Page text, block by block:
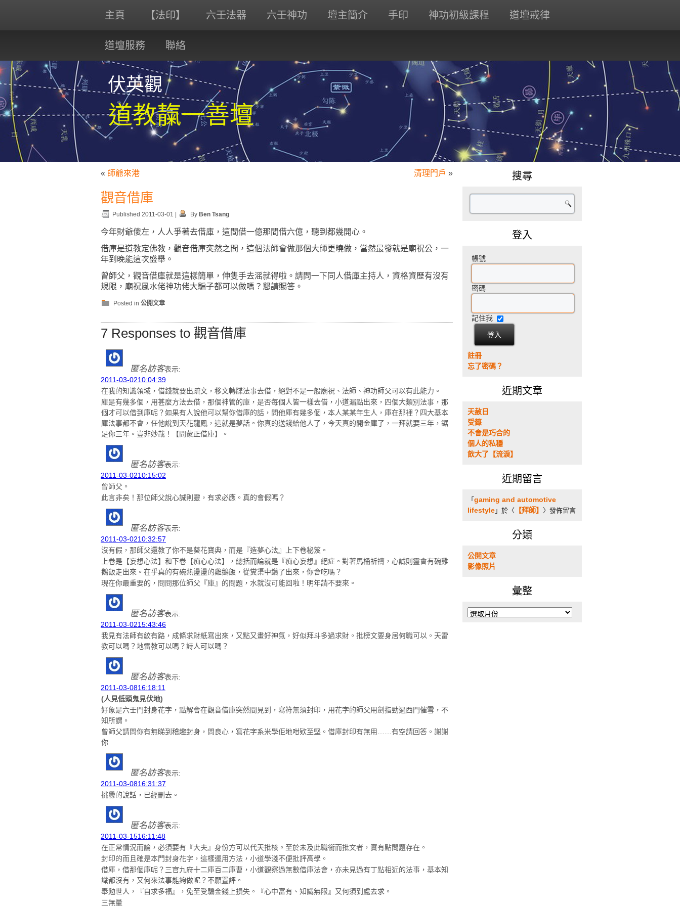
主頁 【法印】 六壬法器 六壬神功 壇主簡介 手印 神功初級課程 道壇戒律
道壇服務 聯絡
道教靝一善壇
伏英觀
« 師爺來港 清理門戶 »
觀音借庫
Published 2011-03-01 By Ben Tsang
今年財爺傻左，人人爭著去借庫，這間借一億那間借六億，聽到都幾開心。
借庫是道教定佛教，觀音借庫突然之間，這個法師會做那個大師更曉做，當然最發就是廟祝公，一
年到晚能這次盛舉。
曾師父，觀音借庫就是這樣簡單，伸隻手去滛就得啦。請問一下同人借庫主持人，資格資歷有沒有
規限，廟祝風水佬神功佬大騙子都可以做嗎？懇請賜答。
Posted in 公開文章
7 Responses to 觀音借庫
匿名訪客表示:
2011-03-0210:04:39
在我的知識領域，借錢就要出疏文，移文轉牒法事去借，絕對不是一般廟祝、法師、神功師父可以有此能力。
庫是有幾多個，用甚麼方法去借，那個神管的庫，是否每個人皆一樣去借，小道漏點出來，四個大類別法事，那
個才可以借到庫呢？如果有人說他可以幫你借庫的話，問他庫有幾多個，本人某某年生人，庫在那裡？四大基本
庫法事都不會，任他說到天花龍鳳，這就是夢話。你真的送錢給他人了，今天真的開金庫了，一拜就要三年，鋸
足你三年。豈非妙哉！【問蒙正借庫】。
匿名訪客表示:
2011-03-0210:15:02
曾師父。
此言非矣！那位師父說心誠則靈，有求必應。真的會假嗎？
匿名訪客表示:
2011-03-0210:32:57
沒有假，那師父還教了你不是葵花寶典，而是『造夢心法』上下卷秘笈。
上卷是【妄想心法】和下卷【痴心心法】，總括而論就是『痴心妄想』絕症。對著馬桶祈禱，心誠則靈會有碗雞
鵝飯走出來。在乎真的有碗熱盪盪的雞鵝飯，從糞渠中鑽了出來，你會吃嗎？
現在你最重要的，問問那位師父『庫』的問題，水就沒可能回啦！明年請不要來。
匿名訪客表示:
2011-03-0215:43:46
我見有法師有紋有路，成條求財紙寫出來，又點又畫好神氣，好似拜斗多過求財。批榜文要身居何職可以。天雷
教可以嗎？地雷教可以嗎？詩人可以嗎？
匿名訪客表示:
2011-03-0816:18:11
(人見低頭鬼見伏地)
好象是六壬門封身花字，點解會在觀音借庫突然間見到，寫符無須封印，用花字的師父用劍指勁過西門催雪，不
知所謂。
曾師父請問你有無睇到稽趣封身，問良心，寫花字系米學佢地咁欵至堅。借庫封印有無用……有空請回答。謝謝
你
匿名訪客表示:
2011-03-0816:31:37
挑釁的說話，已經刪去。
匿名訪客表示:
2011-03-1516:11:48
在正常情況而論，必須要有『大夫』身份方可以代天批核。至於未及此職銜而批文者，實有點問題存在。
封印的而且確是本門封身花字，這樣運用方法，小道學淺不便批評高學。
借庫，借那個庫呢？三官九府十二庫百二庫曹，小道觀察過無數借庫法會，亦未見過有丁點相近的法事，基本知
識都沒有，又何來法事能夠做呢？不願置評。
奉勉世人，『自求多福』，免至受騙金錢上損失。『心中富有、知識無限』又何須到處去求。
三無量
搜尋
登入
帳號
密碼
記住我
註冊
忘了密碼？
近期文章
天赦日
受籙
不會是巧合的
個人的私穩
飲大了【流淚】
近期留言
「gaming and automotive
lifestyle 」於〈 【拜師】 〉發佈留言
分類
公開文章
影像照片
彙整
彙